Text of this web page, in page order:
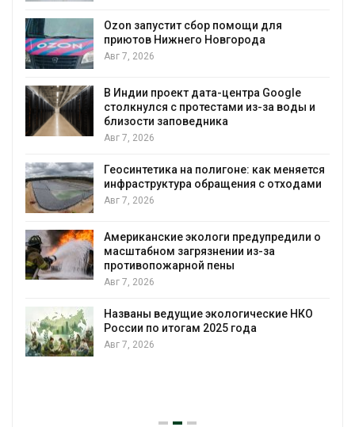
Ozon запустит сбор помощи для
приютов Нижнего Новгорода
Авг 7, 2026
В Индии проект дата-центра Google
столкнулся с протестами из-за воды и
близости заповедника
Авг 7, 2026
Геосинтетика на полигоне: как меняется
инфраструктура обращения с отходами
Авг 7, 2026
Американские экологи предупредили о
масштабном загрязнении из-за
противопожарной пены
Авг 7, 2026
Названы ведущие экологические НКО
России по итогам 2025 года
Авг 7, 2026